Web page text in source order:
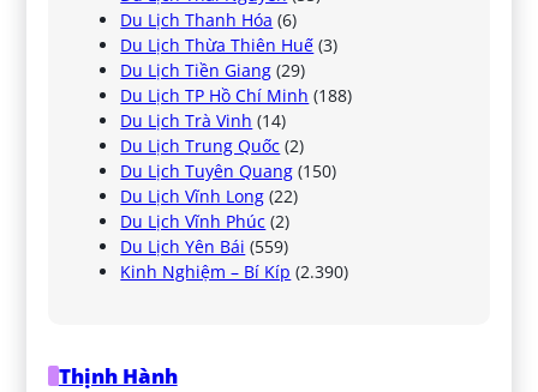
Du Lịch Thanh Hóa (6)
Du Lịch Thừa Thiên Huế (3)
Du Lịch Tiền Giang (29)
Du Lịch TP Hồ Chí Minh (188)
Du Lịch Trà Vinh (14)
Du Lịch Trung Quốc (2)
Du Lịch Tuyên Quang (150)
Du Lịch Vĩnh Long (22)
Du Lịch Vĩnh Phúc (2)
Du Lịch Yên Bái (559)
Kinh Nghiệm – Bí Kíp (2.390)
Thịnh Hành